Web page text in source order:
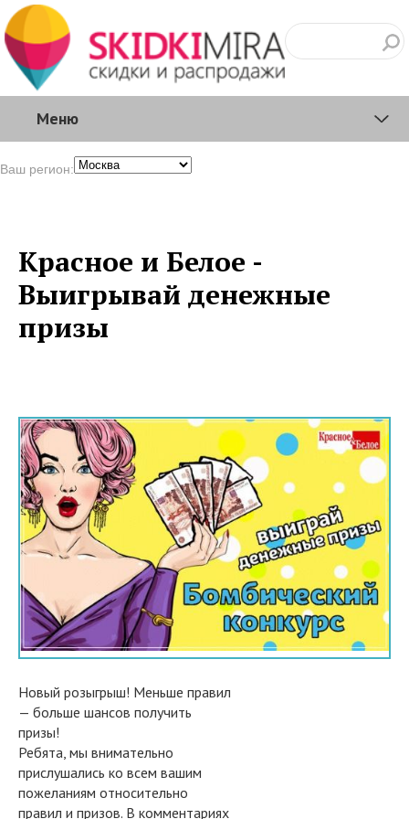
Меню
Ваш регион:
Красное и Белое -
Выигрывай денежные
призы
Новый розыгрыш! Меньше правил
— больше шансов получить
призы!
Ребята, мы внимательно
прислушались ко всем вашим
пожеланиям относительно
правил и призов. В комментариях